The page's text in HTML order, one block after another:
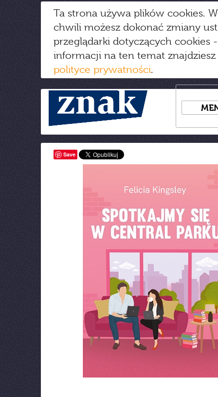
Ta strona używa plików cookies.
chwili możesz dokonać zmiany
przeglądarki dotyczących cookies
informacji na ten temat
polityce prywatności.
Save